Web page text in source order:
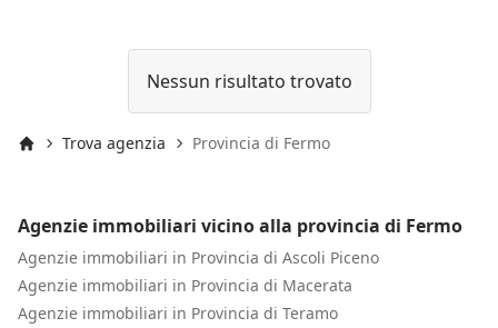
Nessun risultato trovato
Trova agenzia Provincia di Fermo
Agenzie immobiliari vicino alla provincia di Fermo
Agenzie immobiliari in Provincia di Ascoli Piceno
Agenzie immobiliari in Provincia di Macerata
Agenzie immobiliari in Provincia di Teramo